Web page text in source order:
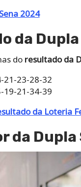
2024
da
do resultado da
21-23-28-32
19-21-34-39
da Loteria
da Dupla